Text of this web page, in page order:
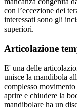
con l’eccezione dei
interessati sono gli
superiori.
Articolazione
E' una delle
unisce la mandibola
complesso
aprire e chiudere la
mandibolare ha un